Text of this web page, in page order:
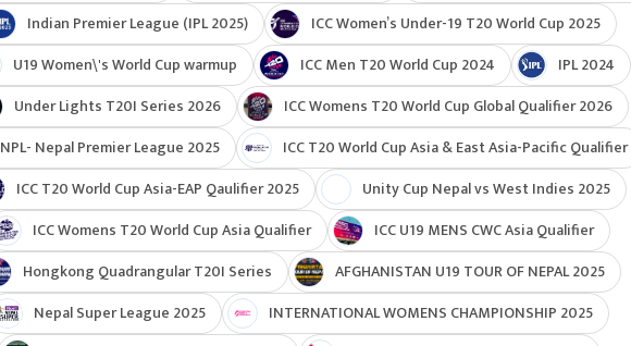
Indian Premier League (IPL 2025)
ICC Women’s Under-19 T20 World Cup 2025
U19 Women\'s World Cup warmup
ICC Men T20 World Cup 2024
IPL 2024
Under Lights T20I Series 2026
ICC Womens T20 World Cup Global Qualifier 2026
NPL- Nepal Premier League 2025
ICC T20 World Cup Asia & East Asia-Pacific Qualifier
ICC T20 World Cup Asia-EAP Qaulifier 2025
Unity Cup Nepal vs West Indies 2025
ICC Womens T20 World Cup Asia Qualifier
ICC U19 MENS CWC Asia Qualifier
Hongkong Quadrangular T20I Series
AFGHANISTAN U19 TOUR OF NEPAL 2025
Nepal Super League 2025
INTERNATIONAL WOMENS CHAMPIONSHIP 2025